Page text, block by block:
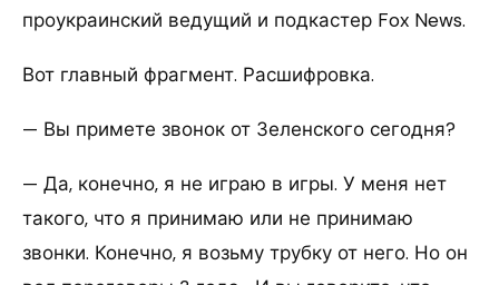
проукраинский ведущий и подкастер Fox News.
Вот главный фрагмент. Расшифровка.
— Вы примете звонок от Зеленского сегодня?
— Да, конечно, я не играю в игры. У меня нет
такого, что я принимаю или не принимаю
звонки. Конечно, я возьму трубку от него. Но он